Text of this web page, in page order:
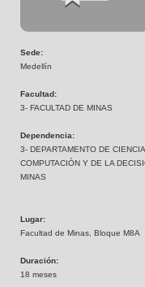
Sede:
Medellín
Facultad:
3- FACULTAD DE MINAS
Dependencia:
3- DEPARTAMENTO DE
COMPUTACIÓN Y DE LA
MINAS
Lugar:
Facultad de Minas, Bloque M8A
Duración:
18 meses